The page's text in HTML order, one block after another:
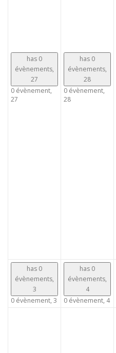
has 0
évènements,
27
0 évènement,
27
has 0
évènements,
28
0 évènement,
28
has 0
évènements,
3
0 évènement, 3
has 0
évènements,
4
0 évènement, 4